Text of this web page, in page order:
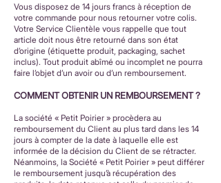
Vous disposez de 14 jours francs à réception de
votre commande pour nous retourner votre colis.
Votre Service Clientèle vous rappelle que tout
article doit nous être retourné dans son état
d’origine (étiquette produit, packaging, sachet
inclus). Tout produit abîmé ou incomplet ne pourra
faire l’objet d’un avoir ou d’un remboursement.
COMMENT OBTENIR UN REMBOURSEMENT ?
La société « Petit Poirier » procèdera au
remboursement du Client au plus tard dans les 14
jours à compter de la date à laquelle elle est
informée de la décision du Client de se rétracter.
Néanmoins, la Société « Petit Poirier » peut différer
le remboursement jusqu’à récupération des